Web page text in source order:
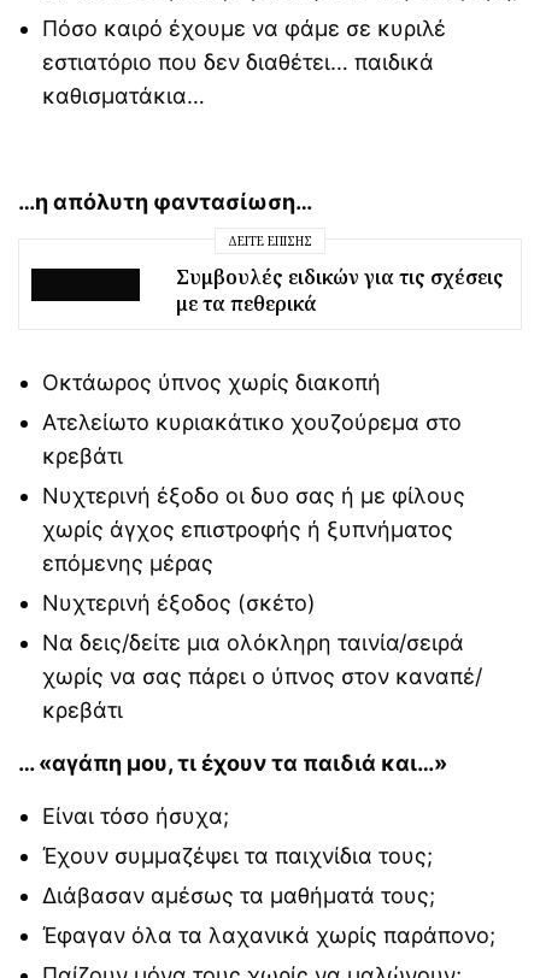
Πόσο καιρό έχουμε να φάμε σε κυριλέ
εστιατόριο που δεν διαθέτει… παιδικά
καθισματάκια…
…η απόλυτη φαντασίωση…
ΔΕΊΤΕ ΕΠΊΣΗΣ
Συμβουλές ειδικών για τις σχέσεις
με τα πεθερικά
Οκτάωρος ύπνος χωρίς διακοπή
Ατελείωτο κυριακάτικο χουζούρεμα στο
κρεβάτι
Νυχτερινή έξοδο οι δυο σας ή με φίλους
χωρίς άγχος επιστροφής ή ξυπνήματος
επόμενης μέρας
Νυχτερινή έξοδος (σκέτο)
Να δεις/δείτε μια ολόκληρη ταινία/σειρά
χωρίς να σας πάρει ο ύπνος στον καναπέ/
κρεβάτι
… «αγάπη μου, τι έχουν τα παιδιά και…»
Είναι τόσο ήσυχα;
Έχουν συμμαζέψει τα παιχνίδια τους;
Διάβασαν αμέσως τα μαθήματά τους;
Έφαγαν όλα τα λαχανικά χωρίς παράπονο;